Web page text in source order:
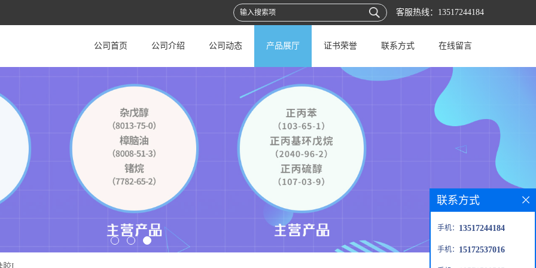
客服热线： 13517244184
公司首页 公司介绍 公司动态 产品展厅 证书荣誉 联系方式 在线留言
联系方式
手机： 13517244184
手机： 15172537016